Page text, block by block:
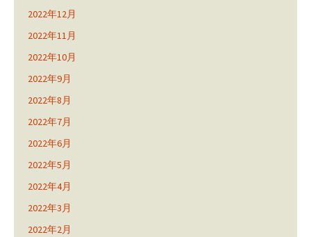
2022年12月
2022年11月
2022年10月
2022年9月
2022年8月
2022年7月
2022年6月
2022年5月
2022年4月
2022年3月
2022年2月